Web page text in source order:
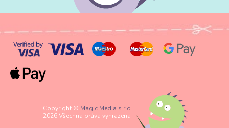
Copyright © Magic Media s.r.o.
2026 Všechna práva vyhrazena